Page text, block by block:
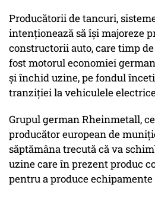
Producătorii de tancuri,
intenţionează să îşi majoreze
constructorii auto, care timp
fost motorul economiei
şi închid uzine, pe fondul
tranziţiei la vehiculele
Grupul german Rheinmetall,
producător european de
săptămâna trecută că va
uzine care în prezent produc
pentru a produce echipamente